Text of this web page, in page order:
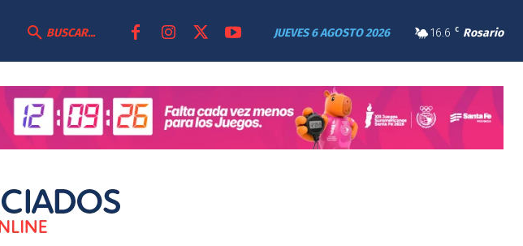
16.6 C Rosario
JUEVES 6 AGOSTO 2026
BUSCAR...